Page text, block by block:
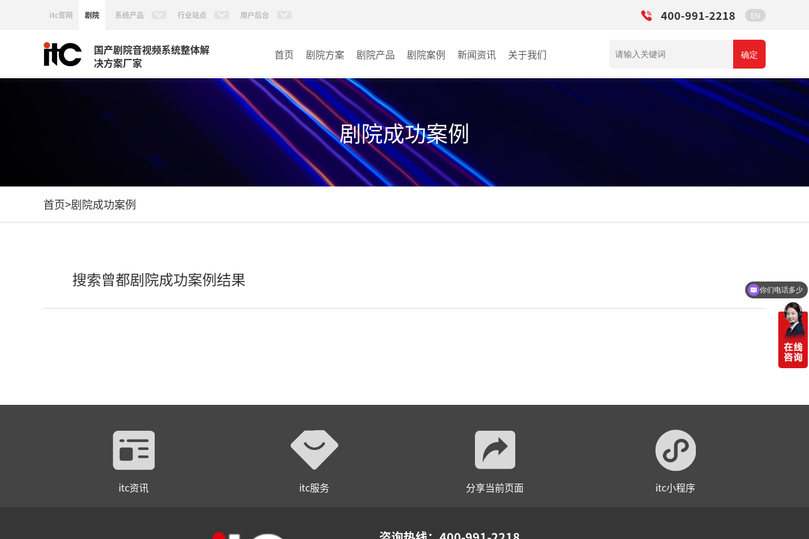
itc官网 剧院 系统产品 行业站点 用户后台 400-991-2218 EN
国产剧院音视频系统整体解
决方案厂家
首页 剧院方案 剧院产品
卓越演出系列
AI智慧沉浸式扩声系统
AI智慧声光影系统
轻松悦唱KT系列
剧院案例
音乐厅
其它
新闻资讯 关于我们 确定
剧院成功案例
首页>剧院成功案例
搜索曾都剧院成功案例结果
itc资讯 itc服务 分享当前页面 itc小程序
你们电话多少